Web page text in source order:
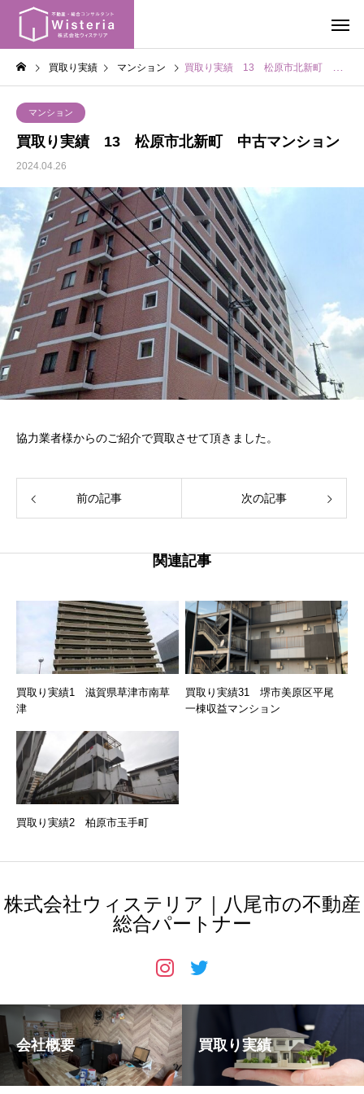
買取り実績 マンション 買取り実績 13 松原市北新町 中古マンション
マンション
買取り実績 13 松原市北新町 中古マンション
2024.04.26
協力業者様からのご紹介で買取させて頂きました。
前の記事 次の記事
関連記事
買取り実績1 滋賀県草津市南草
津
買取り実績31 堺市美原区平尾
一棟収益マンション
買取り実績2 柏原市玉手町
株式会社ウィステリア｜八尾市の不動産
総合パートナー
会社概要 買取り実績